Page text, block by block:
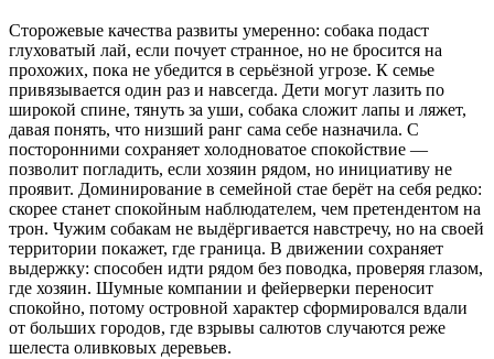
Сторожевые качества развиты умеренно: собака подаст
глуховатый лай, если почует странное, но не бросится на
прохожих, пока не убедится в серьёзной угрозе. К семье
привязывается один раз и навсегда. Дети могут лазить по
широкой спине, тянуть за уши, собака сложит лапы и ляжет,
давая понять, что низший ранг сама себе назначила. С
посторонними сохраняет холодноватое спокойствие —
позволит погладить, если хозяин рядом, но инициативу не
проявит. Доминирование в семейной стае берёт на себя редко:
скорее станет спокойным наблюдателем, чем претендентом на
трон. Чужим собакам не выдёргивается навстречу, но на своей
территории покажет, где граница. В движении сохраняет
выдержку: способен идти рядом без поводка, проверяя глазом,
где хозяин. Шумные компании и фейерверки переносит
спокойно, потому островной характер сформировался вдали
от больших городов, где взрывы салютов случаются реже
шелеста оливковых деревьев.